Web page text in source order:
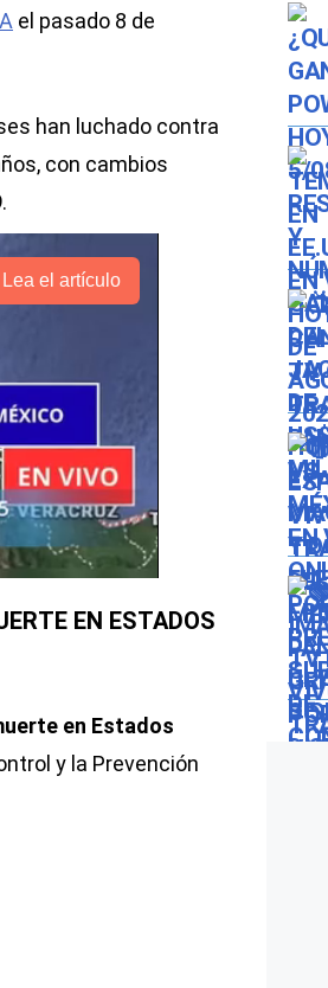
el pasado 8 de
han luchado contra
con cambios
.
Lea el artículo
EN ESTADOS
en Estados
y la Prevención